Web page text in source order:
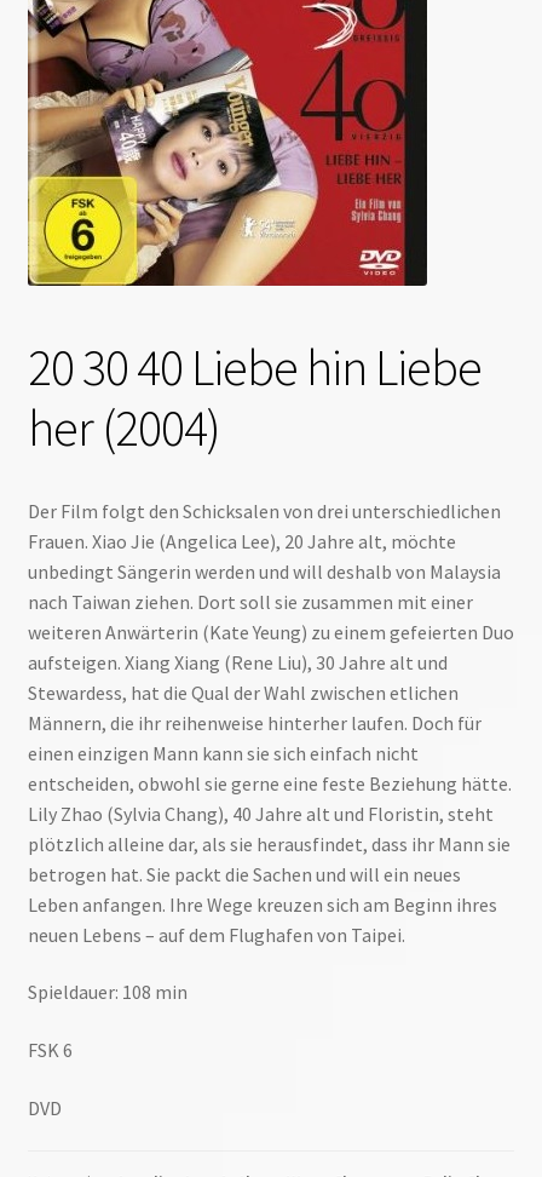
20 30 40 Liebe hin Liebe
her (2004)
Der Film folgt den Schicksalen von drei unterschiedlichen
Frauen. Xiao Jie (Angelica Lee), 20 Jahre alt, möchte
unbedingt Sängerin werden und will deshalb von Malaysia
nach Taiwan ziehen. Dort soll sie zusammen mit einer
weiteren Anwärterin (Kate Yeung) zu einem gefeierten Duo
aufsteigen. Xiang Xiang (Rene Liu), 30 Jahre alt und
Stewardess, hat die Qual der Wahl zwischen etlichen
Männern, die ihr reihenweise hinterher laufen. Doch für
einen einzigen Mann kann sie sich einfach nicht
entscheiden, obwohl sie gerne eine feste Beziehung hätte.
Lily Zhao (Sylvia Chang), 40 Jahre alt und Floristin, steht
plötzlich alleine dar, als sie herausfindet, dass ihr Mann sie
betrogen hat. Sie packt die Sachen und will ein neues
Leben anfangen. Ihre Wege kreuzen sich am Beginn ihres
neuen Lebens – auf dem Flughafen von Taipei.
Spieldauer: 108 min
FSK 6
DVD